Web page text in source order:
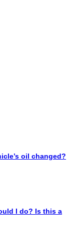
oil changed?
I do? Is this a